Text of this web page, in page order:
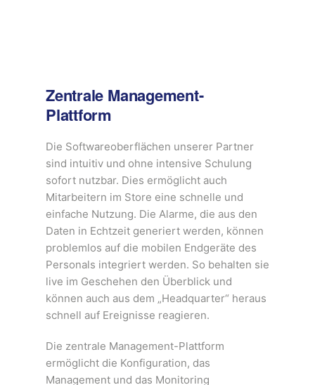
Zentrale Management-
Plattform
Die Softwareoberflächen unserer Partner
sind intuitiv und ohne intensive Schulung
sofort nutzbar. Dies ermöglicht auch
Mitarbeitern im Store eine schnelle und
einfache Nutzung. Die Alarme, die aus den
Daten in Echtzeit generiert werden, können
problemlos auf die mobilen Endgeräte des
Personals integriert werden. So behalten sie
live im Geschehen den Überblick und
können auch aus dem „Headquarter“ heraus
schnell auf Ereignisse reagieren.
Die zentrale Management-Plattform
ermöglicht die Konfiguration, das
Management und das Monitoring